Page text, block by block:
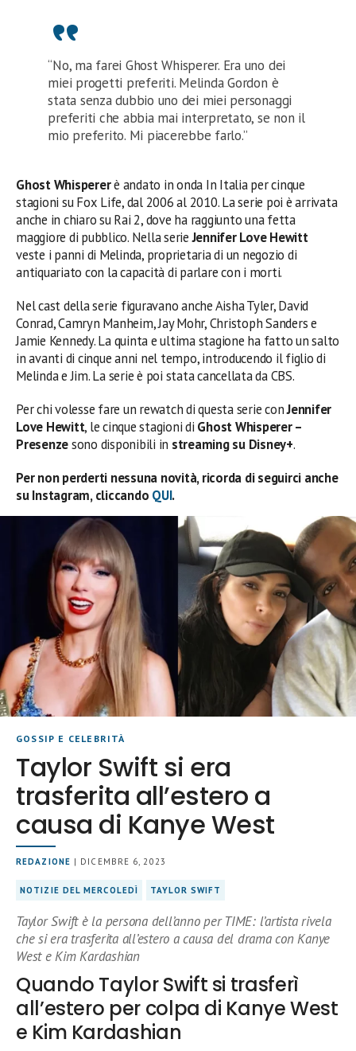
“No, ma farei Ghost Whisperer. Era uno dei
miei progetti preferiti. Melinda Gordon è
stata senza dubbio uno dei miei personaggi
preferiti che abbia mai interpretato, se non il
mio preferito. Mi piacerebbe farlo.”
Ghost Whispererè andato in onda In Italia per cinque
stagioni su Fox Life, dal 2006 al 2010. La serie poi è arrivata
anche in chiaro su Rai 2, dove ha raggiunto una fetta
maggiore di pubblico. Nella serieJennifer Love Hewitt
veste i panni di Melinda, proprietaria di un negozio di
antiquariato con la capacità di parlare con i morti.
Nel cast della serie figuravano anche Aisha Tyler, David
Conrad, Camryn Manheim, Jay Mohr, Christoph Sanders e
Jamie Kennedy. La quinta e ultima stagione ha fatto un salto
in avanti di cinque anni nel tempo, introducendo il figlio di
Melinda e Jim. La serie è poi stata cancellata da CBS.
Per chi volesse fare un rewatch di questa serie conJennifer
Love Hewitt, le cinque stagioni di Ghost Whisperer –
Presenzesono disponibili in streaming su Disney+.
Per non perderti nessuna novità, ricorda di seguirci anche
su Instagram, cliccando QUI.
GOSSIP E CELEBRITÀ
Taylor Swift si era
trasferita all’estero a
causa di Kanye West
REDAZIONE | DICEMBRE 6, 2023
NOTIZIE DEL MERCOLEDÌ TAYLOR SWIFT
Taylor Swift è la persona dell’anno per TIME: l’artista rivela
che si era trasferita all’estero a causa del drama con Kanye
West e Kim Kardashian
Quando Taylor Swift si trasferì
all’estero per colpa di Kanye West
e Kim Kardashian